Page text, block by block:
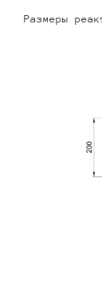
Размеры